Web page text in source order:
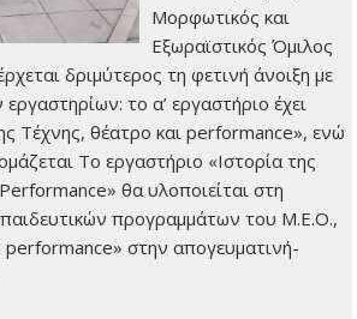
Μορφωτικός και
Εξωραϊστικός Όμιλος
δριμύτερος τη φετινή άνοιξη με
το α’ εργαστήριο έχει
Τέχνης, θέατρο και performance», ενώ
Το εργαστήριο «Ιστορία της
θα υλοποιείται στη
προγραμμάτων του Μ.Ε.Ο.,
στην απογευματινή-